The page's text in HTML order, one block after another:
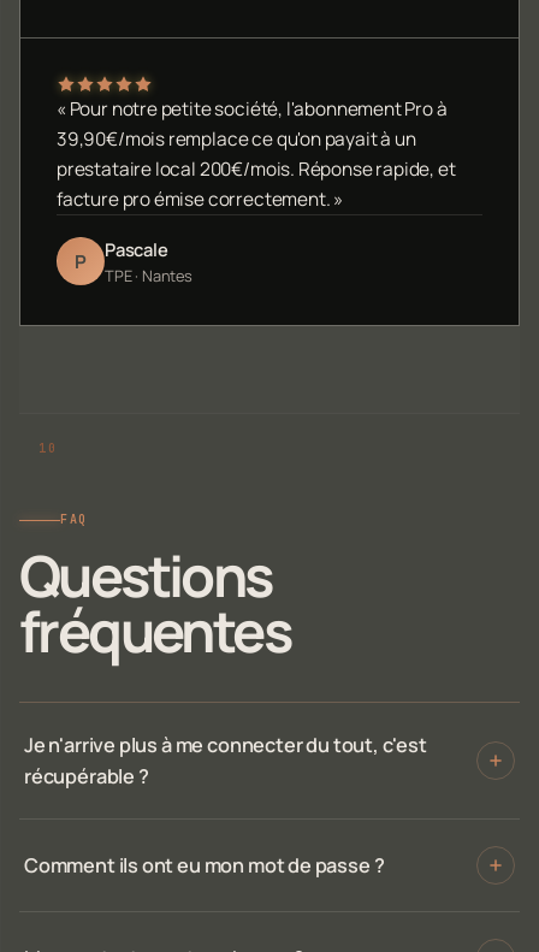
« Pour notre petite société, l'abonnement Pro à
39,90€/mois remplace ce qu'on payait à un
prestataire local 200€/mois. Réponse rapide, et
facture pro émise correctement. »
P Pascale
TPE · Nantes
FAQ
Questions
fréquentes
Je n'arrive plus à me connecter du tout, c'est
récupérable ?
Comment ils ont eu mon mot de passe ?